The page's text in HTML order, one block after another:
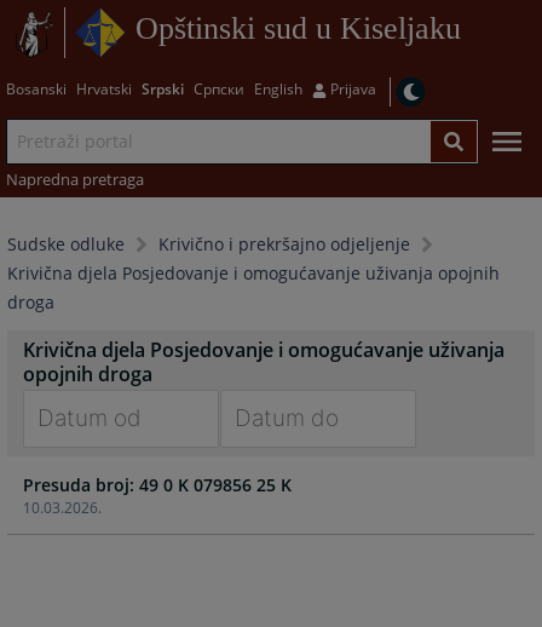
Opštinski sud u Kiseljaku
Bosanski Hrvatski Srpski Српски English Prijava
Napredna pretraga
Sudske odluke
Krivično i prekršajno odjeljenje
Krivična djela Posjedovanje i omogućavanje uživanja opojnih
droga
Krivična djela Posjedovanje i omogućavanje uživanja
opojnih droga
forward
to
interact
forward
interact
10.03.2026.
Presuda broj: 49 0 K 079856 25 K